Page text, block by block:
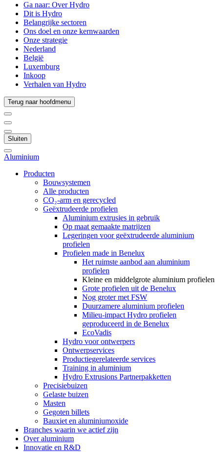
Ga naar: Over Hydro
Dit is Hydro
Belangrijke sectoren
Ons doel en onze kernwaarden
Onze strategie
Nederland
België
Luxemburg
Inkoop
Verhalen van Hydro
Terug naar hoofdmenu
Sluiten
Aluminium
Producten
Bouwsystemen
Alle producten
CO₂-arm en gerecycled
Geëxtrudeerde profielen
Aluminium extrusies in gebruik
Op maat gemaakte matrijzen
Legeringen voor geëxtrudeerde aluminium
profielen
Profielen made in Benelux
Het ruimste aanbod aan aluminium
profielen
Kleine en middelgrote aluminium profielen
Grote profielen uit de Benelux
Nog groter met FSW
Duurzamere aluminium profielen
Milieu-impact Hydro profielen
geproduceerd in de Benelux
EcoVadis
Hydro voor ontwerpers
Ontwerpservices
Productiegerelateerde services
Training in aluminium
Hydro Extrusions Partnerpakketten
Precisiebuizen
Gelaste buizen
Masten
Gegoten billets
Bauxiet en aluminiumoxide
Branches waarin we actief zijn
Over aluminium
Innovatie en R&D